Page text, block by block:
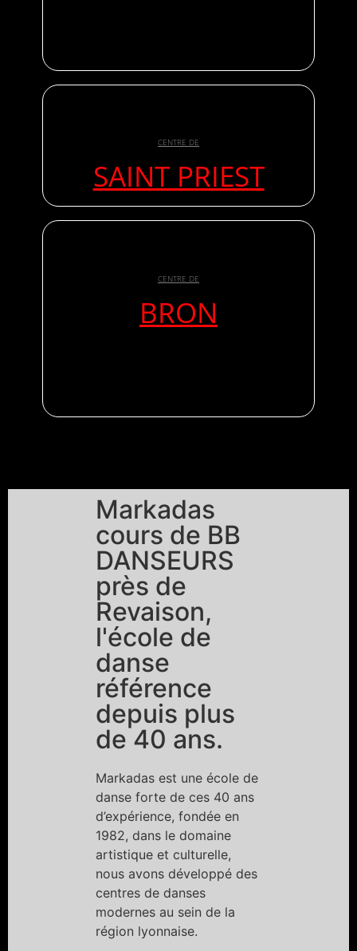
CENTRE DE
SAINT PRIEST
CENTRE DE
BRON
Markadas
cours de BB
DANSEURS
près de
Revaison,
l'école de
danse
référence
depuis plus
de 40 ans.
Markadas est une école de
danse forte de ces 40 ans
d’expérience, fondée en
1982, dans le domaine
artistique et culturelle,
nous avons développé des
centres de danses
modernes au sein de la
région lyonnaise.